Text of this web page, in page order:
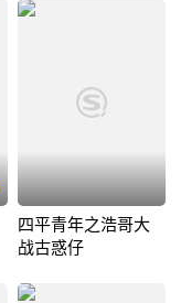
四平青年之浩哥大
战古惑仔